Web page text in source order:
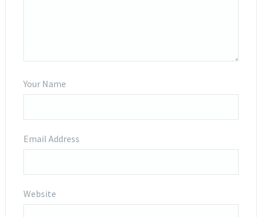
Your Name
Email Address
Website